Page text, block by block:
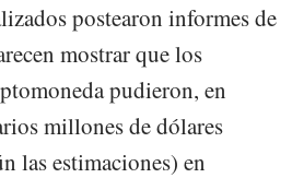
postearon informes de
mostrar que los
pudieron, en
millones de dólares
las estimaciones) en